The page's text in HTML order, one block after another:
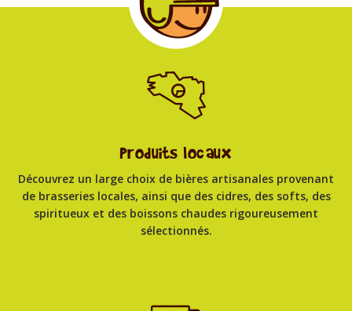
Produits locaux
Découvrez un large choix de bières artisanales provenant
de brasseries locales, ainsi que des cidres, des softs, des
spiritueux et des boissons chaudes rigoureusement
sélectionnés.